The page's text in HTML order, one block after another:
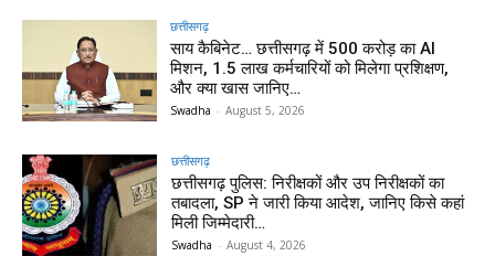
छत्तीसगढ़
साय कैबिनेट… छत्तीसगढ़ में 500 करोड़ का AI
मिशन, 1.5 लाख कर्मचारियों को मिलेगा प्रशिक्षण,
और क्या खास जानिए…
Swadha - August 5, 2026
छत्तीसगढ़
छत्तीसगढ़ पुलिस: निरीक्षकों और उप निरीक्षकों का
तबादला, SP ने जारी किया आदेश, जानिए किसे कहां
मिली जिम्मेदारी…
Swadha - August 4, 2026